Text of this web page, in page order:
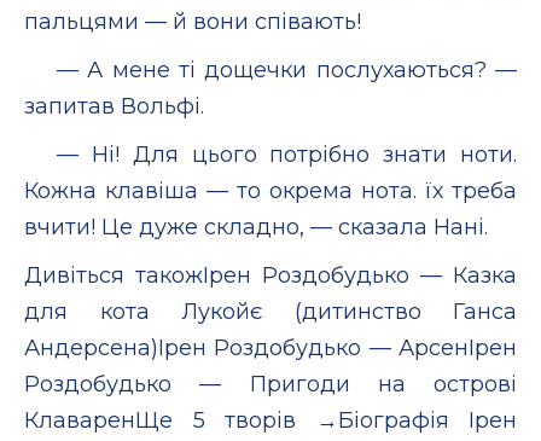
пальцями — й вони співають!
— А мене ті дощечки послухаються? —
запитав Вольфі.
— Ні! Для цього потрібно знати ноти.
Кожна клавіша — то окрема нота. їх треба
вчити! Це дуже складно, — сказала Нані.
Дивіться такожІрен Роздобудько — Казка
для кота Лукойє (дитинство Ганса
Андерсена)Ірен Роздобудько — АрсенІрен
Роздобудько — Пригоди на островi
КлаваренЩе 5 творів →Біографія Ірен